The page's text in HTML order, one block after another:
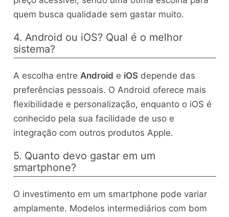
quem busca qualidade sem gastar muito.
4. Android ou iOS? Qual é o melhor
sistema?
A escolha entre Android e iOSdepende das
preferências pessoais. O Android oferece mais
flexibilidade e personalização, enquanto o iOS é
conhecido pela sua facilidade de uso e
integração com outros produtos Apple.
5. Quanto devo gastar em um
smartphone?
O investimento em um smartphone pode variar
amplamente. Modelos intermediários com bom